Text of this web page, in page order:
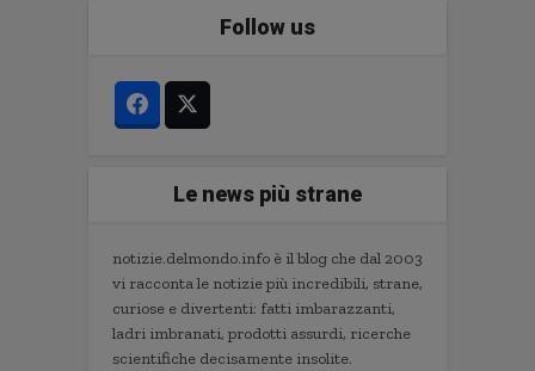
Follow us
Le news più strane
notizie.delmondo.info è il blog che dal 2003
vi racconta le notizie più incredibili, strane,
curiose e divertenti: fatti imbarazzanti,
ladri imbranati, prodotti assurdi, ricerche
scientifiche decisamente insolite.